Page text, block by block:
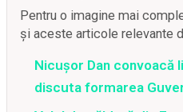
Pentru o imagine mai
și aceste articole relevante
Nicușor Dan
discuta formarea